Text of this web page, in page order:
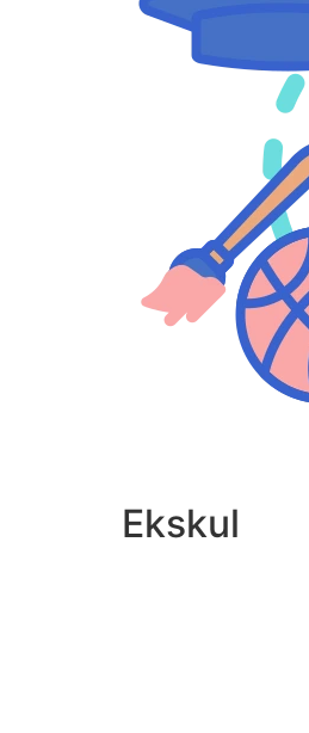
Ekskul